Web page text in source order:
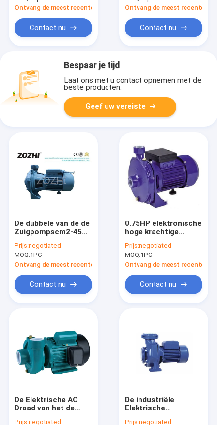
1.5Hp de
Ontvang de meest recente Prijs
Contact nu
Ontvang de meest recente
Contact nu
Bespaar je tijd
Laat ons met u contact opnemen met de
beste producten.
Geef uw vereiste
De dubbele van de de
Zuigpompscm2-45
van het Stadium
Centrifugaal
Elektrische Water
Grootte
Prijs:negotiated
MOQ:1PC
Ontvang de meest recente Prijs
Contact nu
0.75HP elektronische
hoge krachtige
centrifugaalpompen
Prijs:negotiated
MOQ:1PC
Ontvang de meest recente
Contact nu
De Elektrische AC
Draad van het de
Prijs:negotiated
De industriële
Elektrische
Prijs:negotiated